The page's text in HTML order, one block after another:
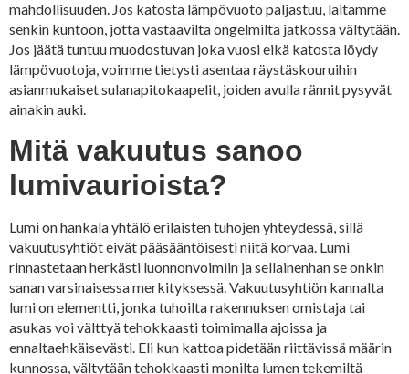
mahdollisuuden. Jos katosta lämpövuoto paljastuu, laitamme
senkin kuntoon, jotta vastaavilta ongelmilta jatkossa vältytään.
Jos jäätä tuntuu muodostuvan joka vuosi eikä katosta löydy
lämpövuotoja, voimme tietysti asentaa räystäskouruihin
asianmukaiset sulanapitokaapelit, joiden avulla rännit pysyvät
ainakin auki.
Mitä vakuutus sanoo
lumivaurioista?
Lumi on hankala yhtälö erilaisten tuhojen yhteydessä, sillä
vakuutusyhtiöt eivät pääsääntöisesti niitä korvaa. Lumi
rinnastetaan herkästi luonnonvoimiin ja sellainenhan se onkin
sanan varsinaisessa merkityksessä. Vakuutusyhtiön kannalta
lumi on elementti, jonka tuhoilta rakennuksen omistaja tai
asukas voi välttyä tehokkaasti toimimalla ajoissa ja
ennaltaehkäisevästi. Eli kun kattoa pidetään riittävissä määrin
kunnossa, vältytään tehokkaasti monilta lumen tekemiltä